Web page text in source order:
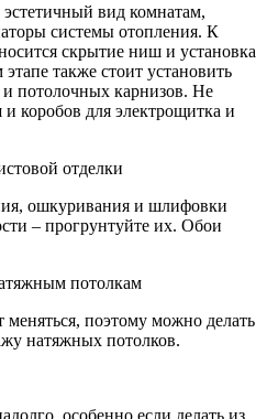
вид комнатам,
системы отопления. К
скрытие ниш и установка
также стоит установить
и потолочных карнизов. Не
коробов для электрощитка и
отделки
ошкуривания и шлифовки
– прогрунтуйте их. Обои
потолкам
поэтому можно делать
натяжных потолков.
особенно если делать из